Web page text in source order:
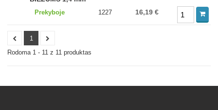
Prekyboje 1227 16,19 €
1
Rodoma 1 - 11 z 11 produktas